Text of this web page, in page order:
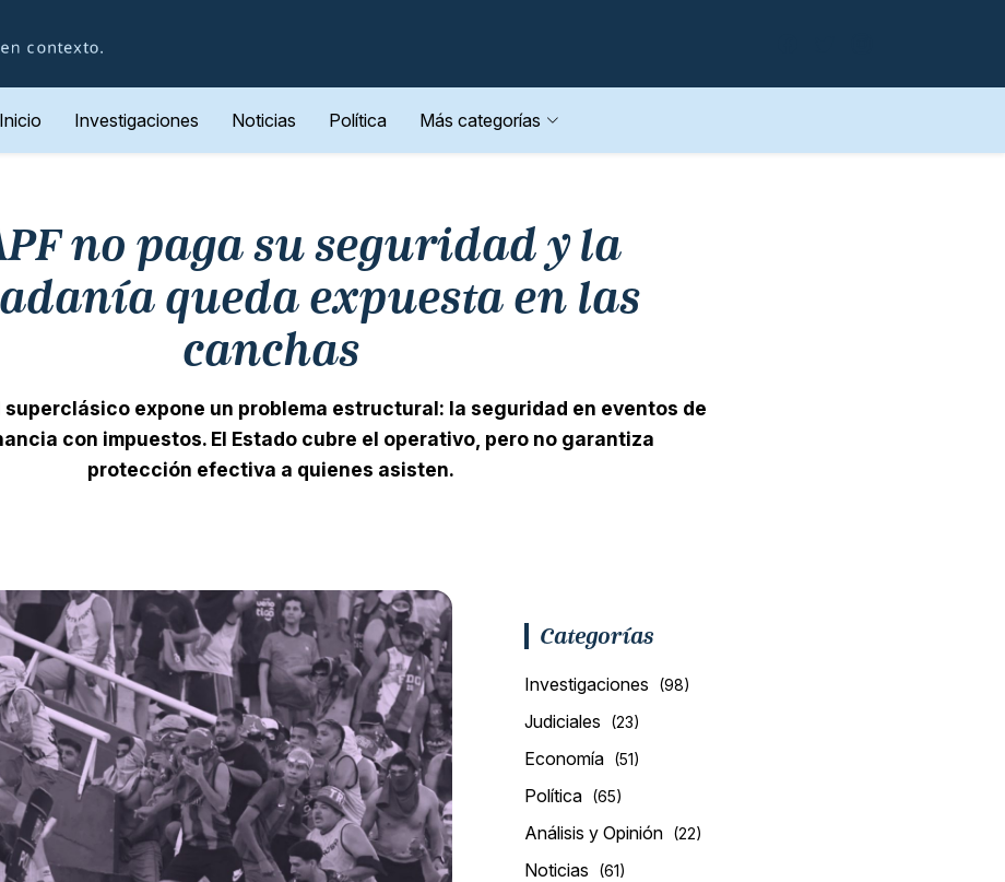
Inicio Investigaciones Noticias Política Más categorías
no paga su seguridad y la
queda expuesta en las
canchas
superclásico expone un problema estructural: la seguridad en eventos de
con impuestos. El Estado cubre el operativo, pero no garantiza
protección efectiva a quienes asisten.
Categorías
Investigaciones (98)
Judiciales (23)
Economía (51)
Política (65)
Análisis y Opinión (22)
Noticias (61)